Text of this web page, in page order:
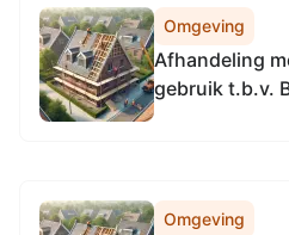
Omgeving
Afhandeling
gebruik t.b.v.
Omgeving